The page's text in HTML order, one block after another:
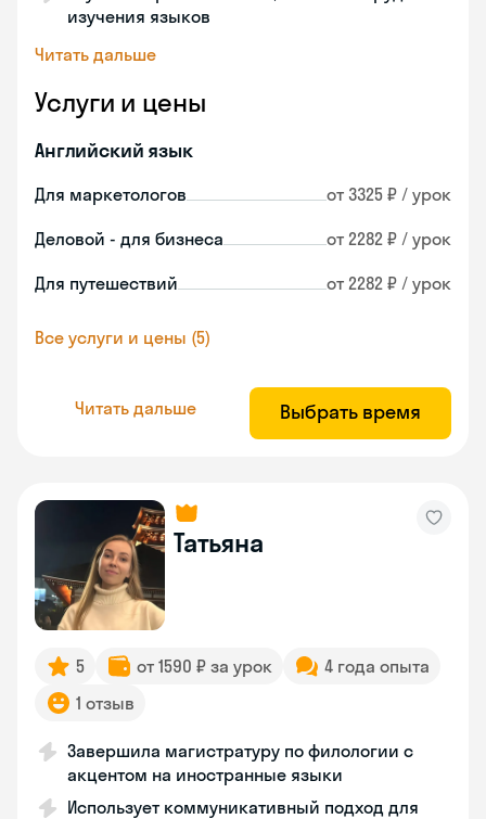
изучения языков
Читать дальше
Услуги и цены
Английский язык
Для маркетологов от 3325 ₽ / урок
Деловой - для бизнеса от 2282 ₽ / урок
Для путешествий от 2282 ₽ / урок
Все услуги и цены (5)
Читать дальше Выбрать время
Татьяна
5 от 1590 ₽ за урок
4 года опыта
1 отзыв
Завершила магистратуру по филологии с
акцентом на иностранные языки
Использует коммуникативный подход для